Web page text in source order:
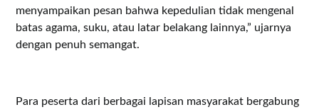
menyampaikan pesan bahwa kepedulian tidak mengenal
batas agama, suku, atau latar belakang lainnya,” ujarnya
dengan penuh semangat.
Para peserta dari berbagai lapisan masyarakat bergabung